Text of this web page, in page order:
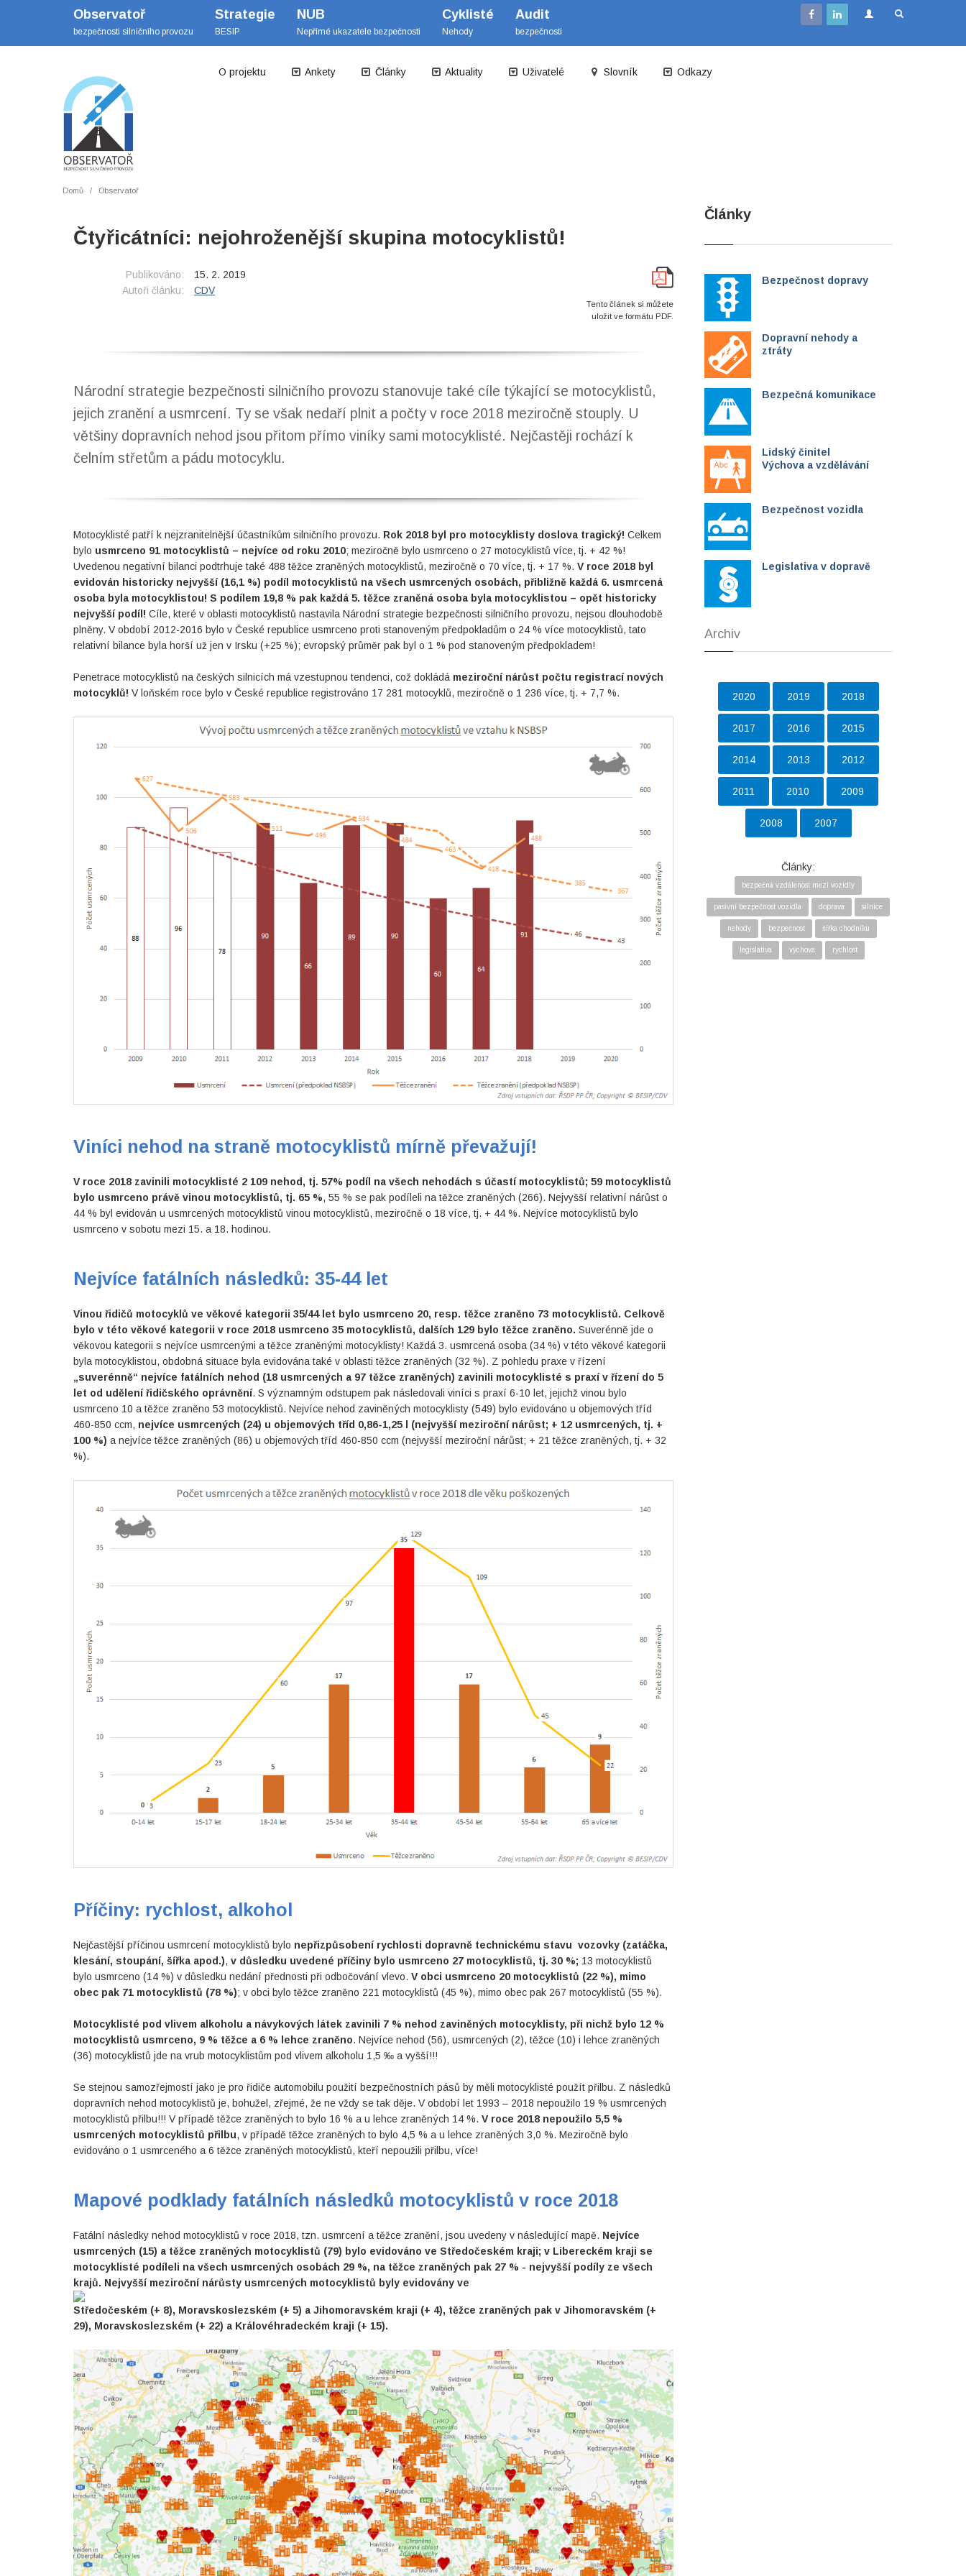
Observatoř
bezpečnosti silničního provozu
Strategie
BESIP
NUB
Nepřímé ukazatele bezpečnosti
Cyklisté
Nehody
Audit
bezpečnosti
O projektu Ankety Články Aktuality Uživatelé Slovník Odkazy
Domů Observatoř
Čtyřicátníci: nejohroženější skupina motocyklistů!
Publikováno:
15. 2. 2019
Autoři článku:
CDV
Tento článek si můžete
uložit ve formátu PDF.
Národní strategie bezpečnosti silničního provozu stanovuje také cíle týkající se motocyklistů,
jejich zranění a usmrcení. Ty se však nedaří plnit a počty v roce 2018 meziročně stouply. U
většiny dopravních nehod jsou přitom přímo viníky sami motocyklisté. Nejčastěji rochází k
čelním střetům a pádu motocyklu.
Motocyklisté patří k nejzranitelnější účastníkům silničního provozu. Rok 2018 byl pro motocyklisty doslova tragický! Celkem
bylo usmrceno 91 motocyklistů – nejvíce od roku 2010; meziročně bylo usmrceno o 27 motocyklistů více, tj. + 42 %!
Uvedenou negativní bilanci podtrhuje také 488 těžce zraněných motocyklistů, meziročně o 70 více, tj. + 17 %. V roce 2018 byl
evidován historicky nejvyšší (16,1 %) podíl motocyklistů na všech usmrcených osobách, přibližně každá 6. usmrcená
osoba byla motocyklistou! S podílem 19,8 % pak každá 5. těžce zraněná osoba byla motocyklistou – opět historicky
nejvyšší podíl! Cíle, které v oblasti motocyklistů nastavila Národní strategie bezpečnosti silničního provozu, nejsou dlouhodobě
plněny. V období 2012-2016 bylo v České republice usmrceno proti stanoveným předpokladům o 24 % více motocyklistů, tato
relativní bilance byla horší už jen v Irsku (+25 %); evropský průměr pak byl o 1 % pod stanoveným předpokladem!
Penetrace motocyklistů na českých silnicích má vzestupnou tendenci, což dokládá meziroční nárůst počtu registrací nových
motocyklů! V loňském roce bylo v České republice registrováno 17 281 motocyklů, meziročně o 1 236 více, tj. + 7,7 %.
Viníci nehod na straně motocyklistů mírně převažují!
V roce 2018 zavinili motocyklisté 2 109 nehod, tj. 57% podíl na všech nehodách s účastí motocyklistů; 59 motocyklistů
bylo usmrceno právě vinou motocyklistů, tj. 65 %, 55 % se pak podíleli na těžce zraněných (266). Nejvyšší relativní nárůst o
44 % byl evidován u usmrcených motocyklistů vinou motocyklistů, meziročně o 18 více, tj. + 44 %. Nejvíce motocyklistů bylo
usmrceno v sobotu mezi 15. a 18. hodinou.
Nejvíce fatálních následků: 35-44 let
Vinou řidičů motocyklů ve věkové kategorii 35/44 let bylo usmrceno 20, resp. těžce zraněno 73 motocyklistů. Celkově
bylo v této věkové kategorii v roce 2018 usmrceno 35 motocyklistů, dalších 129 bylo těžce zraněno. Suverénně jde o
věkovou kategorii s nejvíce usmrcenými a těžce zraněnými motocyklisty! Každá 3. usmrcená osoba (34 %) v této věkové kategorii
byla motocyklistou, obdobná situace byla evidována také v oblasti těžce zraněných (32 %). Z pohledu praxe v řízení
„suverénně“ nejvíce fatálních nehod (18 usmrcených a 97 těžce zraněných) zavinili motocyklisté s praxí v řízení do 5
let od udělení řidičského oprávnění. S významným odstupem pak následovali viníci s praxí 6-10 let, jejichž vinou bylo
usmrceno 10 a těžce zraněno 53 motocyklistů. Nejvíce nehod zaviněných motocyklisty (549) bylo evidováno u objemových tříd
460-850 ccm, nejvíce usmrcených (24) u objemových tříd 0,86-1,25 l (nejvyšší meziroční nárůst; + 12 usmrcených, tj. +
100 %) a nejvíce těžce zraněných (86) u objemových tříd 460-850 ccm (nejvyšší meziroční nárůst; + 21 těžce zraněných, tj. + 32
%).
Příčiny: rychlost, alkohol
Nejčastější příčinou usmrcení motocyklistů bylo nepřizpůsobení rychlosti dopravně technickému stavu vozovky (zatáčka,
klesání, stoupání, šířka apod.), v důsledku uvedené příčiny bylo usmrceno 27 motocyklistů, tj. 30 %; 13 motocyklistů
bylo usmrceno (14 %) v důsledku nedání přednosti při odbočování vlevo. V obci usmrceno 20 motocyklistů (22 %), mimo
obec pak 71 motocyklistů (78 %); v obci bylo těžce zraněno 221 motocyklistů (45 %), mimo obec pak 267 motocyklistů (55 %).
Motocyklisté pod vlivem alkoholu a návykových látek zavinili 7 % nehod zaviněných motocyklisty, při nichž bylo 12 %
motocyklistů usmrceno, 9 % těžce a 6 % lehce zraněno. Nejvíce nehod (56), usmrcených (2), těžce (10) i lehce zraněných
(36) motocyklistů jde na vrub motocyklistům pod vlivem alkoholu 1,5 ‰ a vyšší!!!
Se stejnou samozřejmostí jako je pro řidiče automobilu použití bezpečnostních pásů by měli motocyklisté použít přilbu. Z následků
dopravních nehod motocyklistů je, bohužel, zřejmé, že ne vždy se tak děje. V období let 1993 – 2018 nepoužilo 19 % usmrcených
motocyklistů přilbu!!! V případě těžce zraněných to bylo 16 % a u lehce zraněných 14 %. V roce 2018 nepoužilo 5,5 %
usmrcených motocyklistů přilbu, v případě těžce zraněných to bylo 4,5 % a u lehce zraněných 3,0 %. Meziročně bylo
evidováno o 1 usmrceného a 6 těžce zraněných motocyklistů, kteří nepoužili přilbu, více!
Mapové podklady fatálních následků motocyklistů v roce 2018
Fatální následky nehod motocyklistů v roce 2018, tzn. usmrcení a těžce zranění, jsou uvedeny v následující mapě. Nejvíce
usmrcených (15) a těžce zraněných motocyklistů (79) bylo evidováno ve Středočeském kraji; v Libereckém kraji se
motocyklisté podíleli na všech usmrcených osobách 29 %, na těžce zraněných pak 27 % - nejvyšší podíly ze všech
krajů. Nejvyšší meziroční nárůsty usmrcených motocyklistů byly evidovány ve
Středočeském (+ 8), Moravskoslezském (+ 5) a Jihomoravském kraji (+ 4), těžce zraněných pak v Jihomoravském (+
29), Moravskoslezském (+ 22) a Královéhradeckém kraji (+ 15).
Články
Bezpečnost dopravy
Dopravní nehody a
ztráty
Bezpečná komunikace
Lidský činitel
Výchova a vzdělávání
Bezpečnost vozidla
Legislativa v dopravě
Archiv
2020 2019 2018
2017 2016 2015
2014 2013 2012
2011 2010 2009
2008 2007
Články:
bezpečná vzdálenost mezi vozidly
pasivní bezpečnost vozidla doprava silnice
nehody bezpečnost šířka chodníku
legislativa výchova rychlost